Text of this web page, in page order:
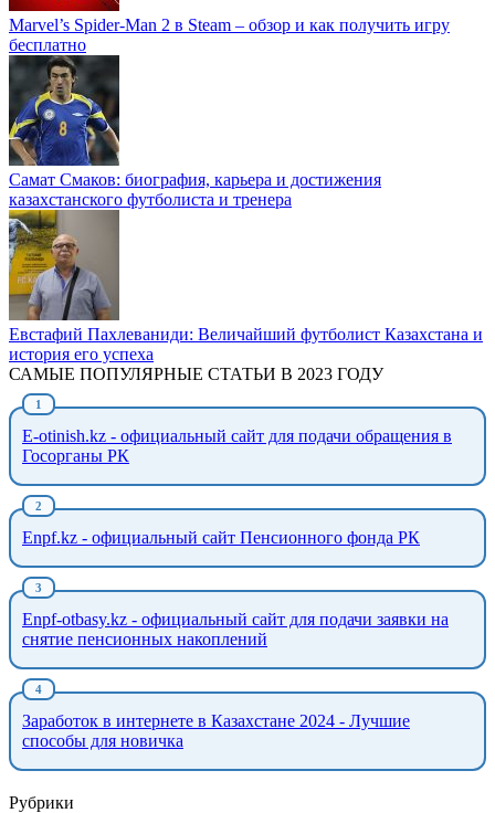
Marvel’s Spider-Man 2 в Steam – обзор и как получить игру
бесплатно
Самат Смаков: биография, карьера и достижения
казахстанского футболиста и тренера
Евстафий Пахлеваниди: Величайший футболист Казахстана и
история его успеха
САМЫЕ ПОПУЛЯРНЫЕ СТАТЬИ В 2023 ГОДУ
E-otinish.kz - официальный сайт для подачи обращения в
Госорганы РК
Enpf.kz - официальный сайт Пенсионного фонда РК
Enpf-otbasy.kz - официальный сайт для подачи заявки на
снятие пенсионных накоплений
Заработок в интернете в Казахстане 2024 - Лучшие
способы для новичка
Рубрики